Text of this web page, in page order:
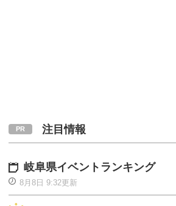
注目情報
岐阜県イベントランキング
8月8日 9:32更新